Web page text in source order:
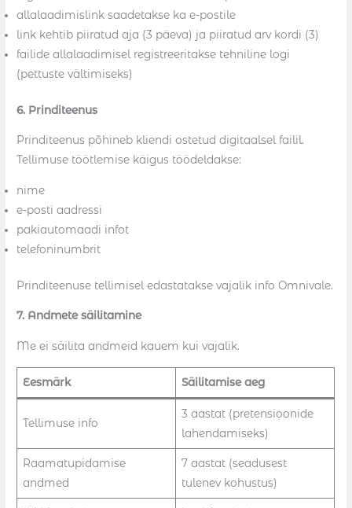
allalaadimislink saadetakse ka e-postile
link kehtib piiratud aja (3 päeva) ja piiratud arv kordi (3)
failide allalaadimisel registreeritakse tehniline logi
(pettuste vältimiseks)
6. Prinditeenus
Prinditeenus põhineb kliendi ostetud digitaalsel failil.
Tellimuse töötlemise käigus töödeldakse:
nime
e-posti aadressi
pakiautomaadi infot
telefoninumbrit
Prinditeenuse tellimisel edastatakse vajalik info Omnivale.
7. Andmete säilitamine
Me ei säilita andmeid kauem kui vajalik.
Eesmärk Säilitamise aeg
Tellimuse info
3 aastat (pretensioonide
lahendamiseks)
Raamatupidamise
andmed
7 aastat (seadusest
tulenev kohustus)